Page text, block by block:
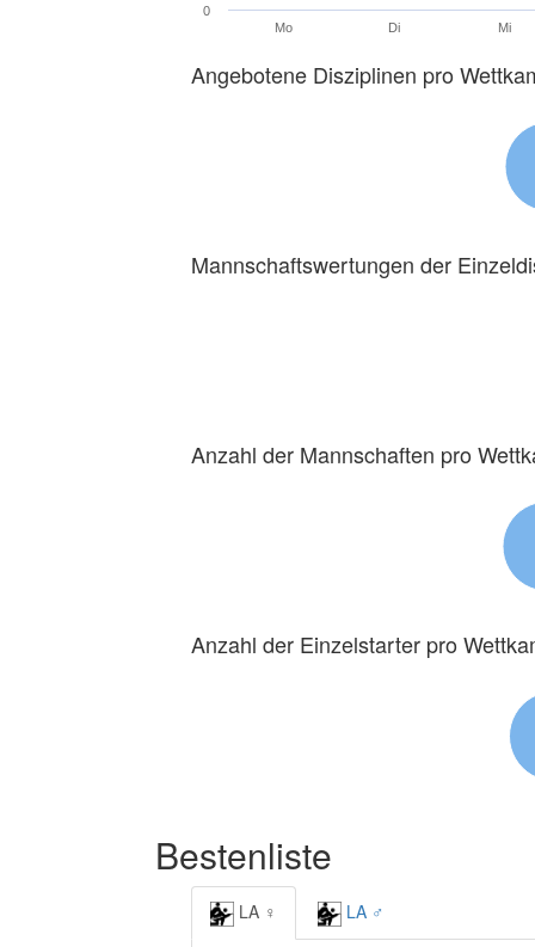
Mo Di Mi
0
Angebotene Disziplinen pro
Mannschaftswertungen der
Anzahl der Mannschaften pro
Anzahl der Einzelstarter pro
Bestenliste
LA ♀ LA ♂